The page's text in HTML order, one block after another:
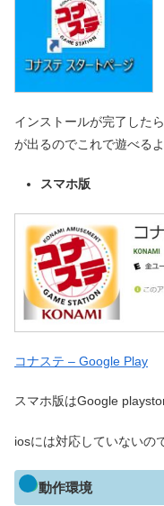
インストールが完了した
が出るのでこれで遊べる
スマホ版
コナステ – Google Play
スマホ版はGoogle
iosには対応していないの
動作環境